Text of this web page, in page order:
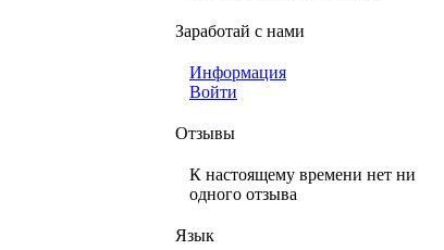
Заработай с нами
Информация
Войти
Отзывы
К настоящему времени нет ни
одного отзыва
Язык